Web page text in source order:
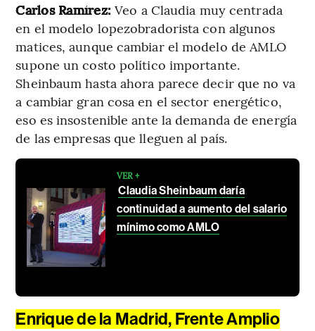
Carlos Ramírez:Veo a Claudia muy centrada
en el modelo lopezobradorista con algunos
matices, aunque cambiar el modelo de AMLO
supone un costo político importante.
Sheinbaum hasta ahora parece decir que no va
a cambiar gran cosa en el sector energético,
eso es insostenible ante la demanda de energía
de las empresas que lleguen al país.
VER +
Claudia Sheinbaum daría
continuidad a aumento del salario
mínimo como AMLO
Enrique de la Madrid, Frente Amplio